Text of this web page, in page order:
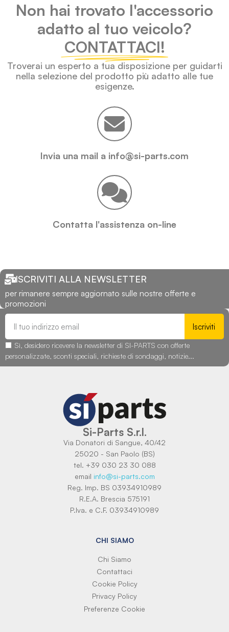
Non hai trovato l'accessorio
adatto al tuo veicolo?
CONTATTACI!
Troverai un esperto a tua disposizione per guidarti
nella selezione del prodotto più adatto alle tue
esigenze.
Invia una mail a info@si-parts.com
Contatta l'assistenza on-line
ISCRIVITI ALLA NEWSLETTER
per rimanere sempre aggiornato sulle nostre offerte e
promozioni
Iscriviti
Sì, desidero ricevere la newsletter di SI-PARTS con offerte
personalizzate, sconti speciali, richieste di sondaggi, notizie...
Si-Parts S.r.l.
Via Donatori di Sangue, 40/42
25020 - San Paolo (BS)
tel. +39 030 23 30 088
email info@si-parts.com
Reg. Imp. BS 03934910989
R.E.A. Brescia 575191
P.Iva. e C.F. 03934910989
CHI SIAMO
Chi Siamo
Contattaci
Cookie Policy
Privacy Policy
Preferenze Cookie